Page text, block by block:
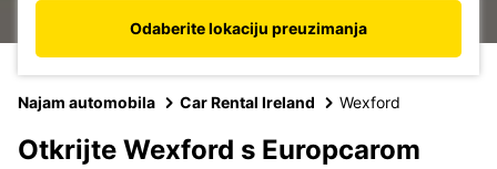
Odaberite lokaciju preuzimanja
Najam automobila Car Rental Ireland Wexford
Otkrijte Wexford s Europcarom